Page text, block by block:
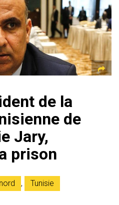
de la
de
Jary,
prison
,
Tunisie